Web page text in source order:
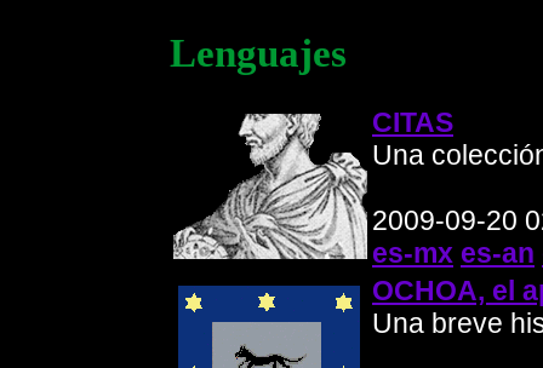
Lenguajes
CITAS
Una
2009-09-20
es-mx es-an
OCHOA, el
Una breve